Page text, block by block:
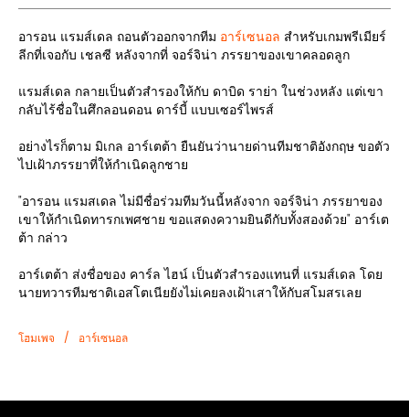
อารอน แรมส์เดล ถอนตัวออกจากทีม อาร์เซนอล สำหรับเกมพรีเมียร์
ลีกที่เจอกับ เชลซี หลังจากที่ จอร์จิน่า ภรรยาของเขาคลอดลูก
แรมส์เดล กลายเป็นตัวสำรองให้กับ ดาบิด ราย่า ในช่วงหลัง แต่เขา
กลับไร้ชื่อในศึกลอนดอน ดาร์บี้ แบบเซอร์ไพรส์
อย่างไรก็ตาม มิเกล อาร์เตต้า ยืนยันว่านายด่านทีมชาติอังกฤษ ขอตัว
ไปเฝ้าภรรยาที่ให้กำเนิดลูกชาย
"อารอน แรมสเดล ไม่มีชื่อร่วมทีมวันนี้หลังจาก จอร์จิน่า ภรรยาของ
เขาให้กำเนิดทารกเพศชาย ขอแสดงความยินดีกับทั้งสองด้วย" อาร์เต
ต้า กล่าว
อาร์เตต้า ส่งชื่อของ คาร์ล ไฮน์ เป็นตัวสำรองแทนที่ แรมส์เดล โดย
นายทวารทีมชาติเอสโตเนียยังไม่เคยลงเฝ้าเสาให้กับสโมสรเลย
โฮมเพจ / อาร์เซนอล